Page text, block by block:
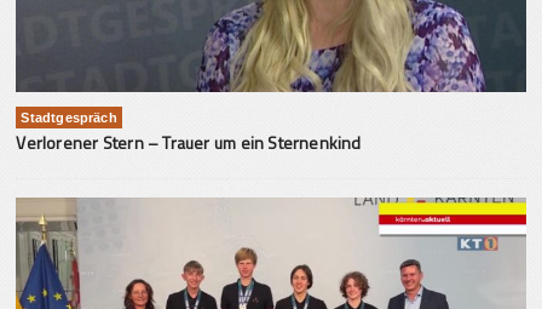
Stadtgespräch
Verlorener Stern – Trauer um ein Sternenkind